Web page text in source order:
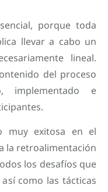
porque toda
llevar a cabo un
lineal.
del proceso
implementado e
muy exitosa en el
la retroalimentación
los desafíos que
como las tácticas